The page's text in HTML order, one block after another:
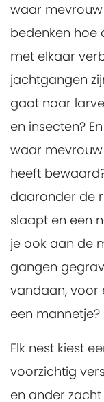
waar
bedenken hoe
met elkaar
jachtgangen
gaat naar
en insecten?
waar
heeft
daaronder de
slaapt en een
je ook aan de
gangen
vandaan, voor
een mannetje?
Elk nest kiest
voorzichtig
en ander